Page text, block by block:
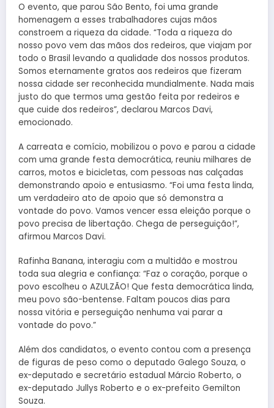
O evento, que parou São Bento, foi uma grande
homenagem a esses trabalhadores cujas mãos
constroem a riqueza da cidade. “Toda a riqueza do
nosso povo vem das mãos dos redeiros, que viajam por
todo o Brasil levando a qualidade dos nossos produtos.
Somos eternamente gratos aos redeiros que fizeram
nossa cidade ser reconhecida mundialmente. Nada mais
justo do que termos uma gestão feita por redeiros e
que cuide dos redeiros”, declarou Marcos Davi,
emocionado.
A carreata e comício, mobilizou o povo e parou a cidade
com uma grande festa democrática, reuniu milhares de
carros, motos e bicicletas, com pessoas nas calçadas
demonstrando apoio e entusiasmo. “Foi uma festa linda,
um verdadeiro ato de apoio que só demonstra a
vontade do povo. Vamos vencer essa eleição porque o
povo precisa de libertação. Chega de perseguição!”,
afirmou Marcos Davi.
Rafinha Banana, interagiu com a multidão e mostrou
toda sua alegria e confiança: “Faz o coração, porque o
povo escolheu o AZULZÃO! Que festa democrática linda,
meu povo são-bentense. Faltam poucos dias para
nossa vitória e perseguição nenhuma vai parar a
vontade do povo.”
Além dos candidatos, o evento contou com a presença
de figuras de peso como o deputado Galego Souza, o
ex-deputado e secretário estadual Márcio Roberto, o
ex-deputado Jullys Roberto e o ex-prefeito Gemilton
Souza.